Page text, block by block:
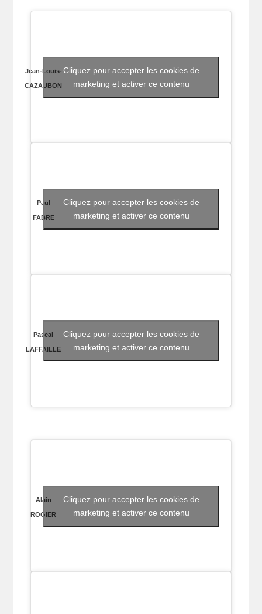
Jean-Louis-
CAZAUBON
Cliquez pour accepter les cookies de
marketing et activer ce contenu
Paul
FABRE
Cliquez pour accepter les cookies de
marketing et activer ce contenu
Pascal
LAFFAILLE
Cliquez pour accepter les cookies de
marketing et activer ce contenu
Alain
ROGIER
Cliquez pour accepter les cookies de
marketing et activer ce contenu